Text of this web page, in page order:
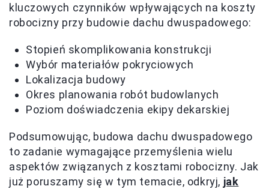
kluczowych czynników wpływających na koszty
robocizny przy budowie dachu dwuspadowego:
Stopień skomplikowania konstrukcji
Wybór materiałów pokryciowych
Lokalizacja budowy
Okres planowania robót budowlanych
Poziom doświadczenia ekipy dekarskiej
Podsumowując, budowa dachu dwuspadowego
to zadanie wymagające przemyślenia wielu
aspektów związanych z kosztami robocizny. Jak
już poruszamy się w tym temacie, odkryj, jak